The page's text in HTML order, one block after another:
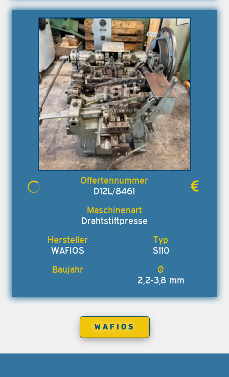
D12L/8461
Drahtstiftpresse
WAFIOS S110
2,2-3,8 mm
WAFIOS